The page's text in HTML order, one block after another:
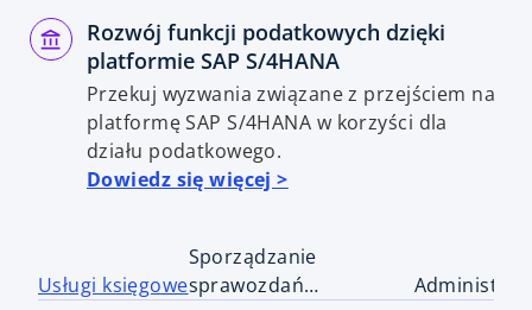
Rozwój funkcji podatkowych dzięki
platformie SAP S/4HANA
Przekuj wyzwania związane z przejściem na
platformę SAP S/4HANA w korzyści dla
działu podatkowego.
Dowiedz się więcej >
Usługi księgowe
Sporządzanie
sprawozdań